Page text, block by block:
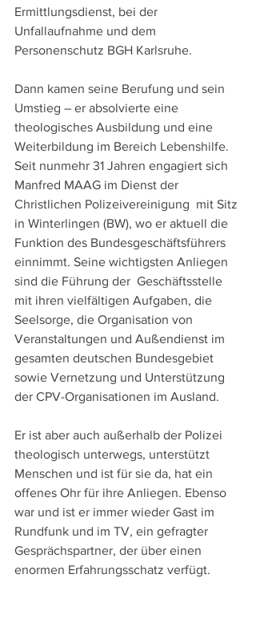
Ermittlungsdienst, bei der
Unfallaufnahme und dem
Personenschutz BGH Karlsruhe.
Dann kamen seine Berufung und sein
Umstieg – er absolvierte eine
theologisches Ausbildung und eine
Weiterbildung im Bereich Lebenshilfe.
Seit nunmehr 31 Jahren engagiert sich
Manfred MAAG im Dienst der
Christlichen Polizeivereinigung  mit Sitz
in Winterlingen (BW), wo er aktuell die
Funktion des Bundesgeschäftsführers
einnimmt. Seine wichtigsten Anliegen
sind die Führung der  Geschäftsstelle
mit ihren vielfältigen Aufgaben, die
Seelsorge, die Organisation von
Veranstaltungen und Außendienst im
gesamten deutschen Bundesgebiet
sowie Vernetzung und Unterstützung
der CPV-Organisationen im Ausland.
Er ist aber auch außerhalb der Polizei
theologisch unterwegs, unterstützt
Menschen und ist für sie da, hat ein
offenes Ohr für ihre Anliegen. Ebenso
war und ist er immer wieder Gast im
Rundfunk und im TV, ein gefragter
Gesprächspartner, der über einen
enormen Erfahrungsschatz verfügt.